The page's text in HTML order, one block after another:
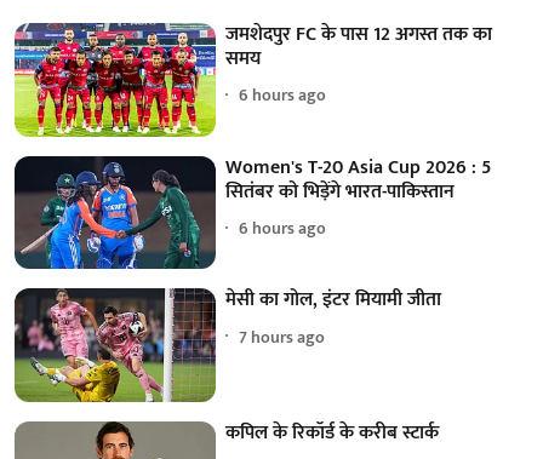
जमशेदपुर FC के पास 12 अगस्त तक का
समय
6 hours ago
Women's T-20 Asia Cup 2026 : 5
सितंबर को भिड़ेंगे भारत-पाकिस्तान
6 hours ago
मेसी का गोल, इंटर मियामी जीता
7 hours ago
कपिल के रिकॉर्ड के करीब स्टार्क